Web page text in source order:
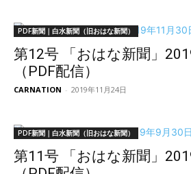
PDF新聞｜白水新聞（旧おはな新聞）
第12号 「おはな新聞」
（PDF配信）
CARNATION - 2019年11月24日
PDF新聞｜白水新聞（旧おはな新聞）
第11号 「おはな新聞」